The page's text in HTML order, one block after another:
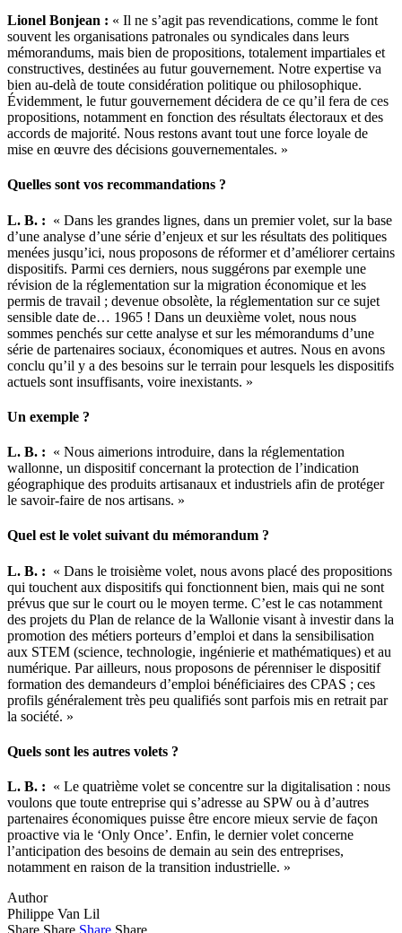
Lionel Bonjean : « Il ne s’agit pas revendications, comme le font
souvent les organisations patronales ou syndicales dans leurs
mémorandums, mais bien de propositions, totalement impartiales et
constructives, destinées au futur gouvernement. Notre expertise va
bien au-delà de toute considération politique ou philosophique.
Évidemment, le futur gouvernement décidera de ce qu’il fera de ces
propositions, notamment en fonction des résultats électoraux et des
accords de majorité. Nous restons avant tout une force loyale de
mise en œuvre des décisions gouvernementales. »
Quelles sont vos recommandations ?
L. B. : « Dans les grandes lignes, dans un premier volet, sur la base
d’une analyse d’une série d’enjeux et sur les résultats des politiques
menées jusqu’ici, nous proposons de réformer et d’améliorer certains
dispositifs. Parmi ces derniers, nous suggérons par exemple une
révision de la réglementation sur la migration économique et les
permis de travail ; devenue obsolète, la réglementation sur ce sujet
sensible date de… 1965 ! Dans un deuxième volet, nous nous
sommes penchés sur cette analyse et sur les mémorandums d’une
série de partenaires sociaux, économiques et autres. Nous en avons
conclu qu’il y a des besoins sur le terrain pour lesquels les dispositifs
actuels sont insuffisants, voire inexistants. »
Un exemple ?
L. B. : « Nous aimerions introduire, dans la réglementation
wallonne, un dispositif concernant la protection de l’indication
géographique des produits artisanaux et industriels afin de protéger
le savoir-faire de nos artisans. »
Quel est le volet suivant du mémorandum ?
L. B. : « Dans le troisième volet, nous avons placé des propositions
qui touchent aux dispositifs qui fonctionnent bien, mais qui ne sont
prévus que sur le court ou le moyen terme. C’est le cas notamment
des projets du Plan de relance de la Wallonie visant à investir dans la
promotion des métiers porteurs d’emploi et dans la sensibilisation
aux STEM (science, technologie, ingénierie et mathématiques) et au
numérique. Par ailleurs, nous proposons de pérenniser le dispositif
formation des demandeurs d’emploi bénéficiaires des CPAS ; ces
profils généralement très peu qualifiés sont parfois mis en retrait par
la société. »
Quels sont les autres volets ?
L. B. : « Le quatrième volet se concentre sur la digitalisation : nous
voulons que toute entreprise qui s’adresse au SPW ou à d’autres
partenaires économiques puisse être encore mieux servie de façon
proactive via le ‘Only Once’. Enfin, le dernier volet concerne
l’anticipation des besoins de demain au sein des entreprises,
notamment en raison de la transition industrielle. »
Author
Philippe Van Lil